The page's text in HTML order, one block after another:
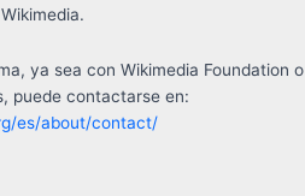
ya sea con Wikimedia Foundation o
puede contactarse en:
es/about/contact/